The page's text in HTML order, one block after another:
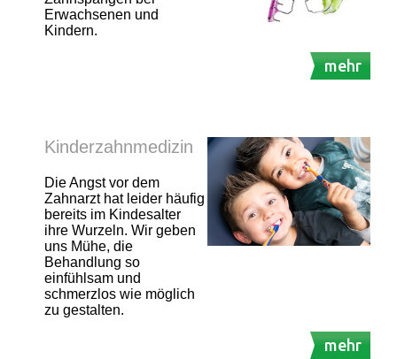
Erwachsenen und
Kindern.
mehr
Kinderzahnmedizin
Die Angst vor dem
Zahnarzt hat leider häufig
bereits im Kindesalter
ihre Wurzeln. Wir geben
uns Mühe, die
Behandlung so
einfühlsam und
schmerzlos wie möglich
zu gestalten.
mehr